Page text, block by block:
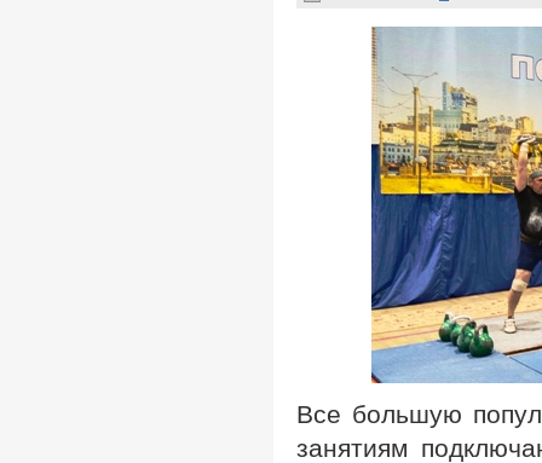
Все большую
занятиям